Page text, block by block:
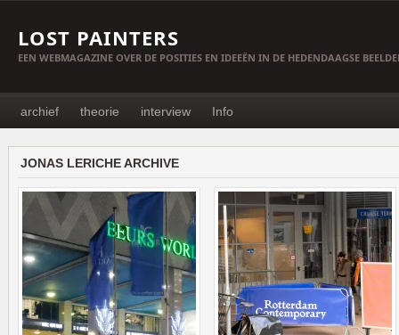
LOST PAINTERS
EEN WEBMAGAZINE OVER DE POSITIES EN IDEEËN IN DE HEDENDAAGSE
archief theorie interview Info
JONAS LERICHE ARCHIVE